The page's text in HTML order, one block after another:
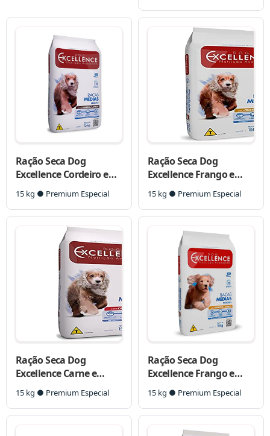
Ração Seca Dog
Excellence Cordeiro e
Arroz para Cães Adultos
Raças Médias
15 kg ● Premium Especial
Ração Seca Dog
Excellence Frango e
Arroz para Cães Adultos
Raças Médias
15 kg ● Premium Especial
Ração Seca Dog
Excellence Carne e
Arroz para Cães Adultos
Raças Médias
15 kg ● Premium Especial
Ração Seca Dog
Excellence Frango e
Arroz para Cães
Filhotes Raças Médias
15 kg ● Premium Especial